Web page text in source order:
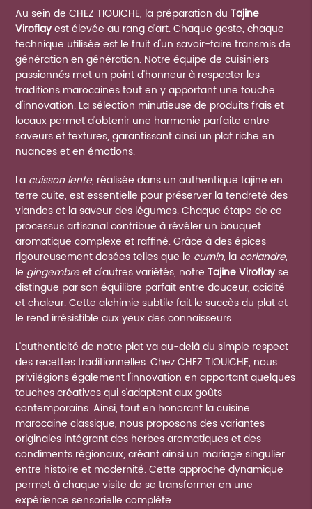
Au sein de CHEZ TIOUICHE, la préparation duTajine
Viroflayest élevée au rang d'art. Chaque geste, chaque
technique utilisée est le fruit d'un savoir-faire transmis de
génération en génération. Notre équipe de cuisiniers
passionnés met un point d'honneur à respecter les
traditions marocaines tout en y apportant une touche
d'innovation. La sélection minutieuse de produits frais et
locaux permet d'obtenir une harmonie parfaite entre
saveurs et textures, garantissant ainsi un plat riche en
nuances et en émotions.
La cuisson lente, réalisée dans un authentique tajine en
terre cuite, est essentielle pour préserver la tendreté des
viandes et la saveur des légumes. Chaque étape de ce
processus artisanal contribue à révéler un bouquet
aromatique complexe et raffiné. Grâce à des épices
rigoureusement dosées telles que le cumin, la coriandre,
legingembreet d'autres variétés, notreTajine Viroflayse
distingue par son équilibre parfait entre douceur, acidité
et chaleur. Cette alchimie subtile fait le succès du plat et
le rend irrésistible aux yeux des connaisseurs.
L'authenticité de notre plat va au-delà du simple respect
des recettes traditionnelles. Chez CHEZ TIOUICHE, nous
privilégions également l'innovation en apportant quelques
touches créatives qui s'adaptent aux goûts
contemporains. Ainsi, tout en honorant la cuisine
marocaine classique, nous proposons des variantes
originales intégrant des herbes aromatiques et des
condiments régionaux, créant ainsi un mariage singulier
entre histoire et modernité. Cette approche dynamique
permet à chaque visite de se transformer en une
expérience sensorielle complète.